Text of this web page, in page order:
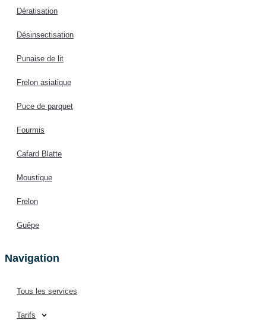
Dératisation
Désinsectisation
Punaise de lit
Frelon asiatique
Puce de parquet
Fourmis
Cafard Blatte
Moustique
Frelon
Guêpe
Navigation
Tous les services
Tarifs